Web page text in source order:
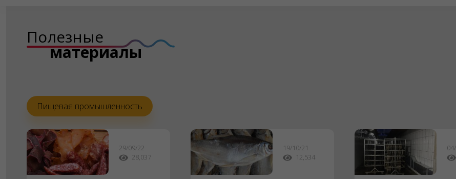
Полезные
материалы
Пищевая промышленность
29/09/22
28,037
19/10/21
12,534